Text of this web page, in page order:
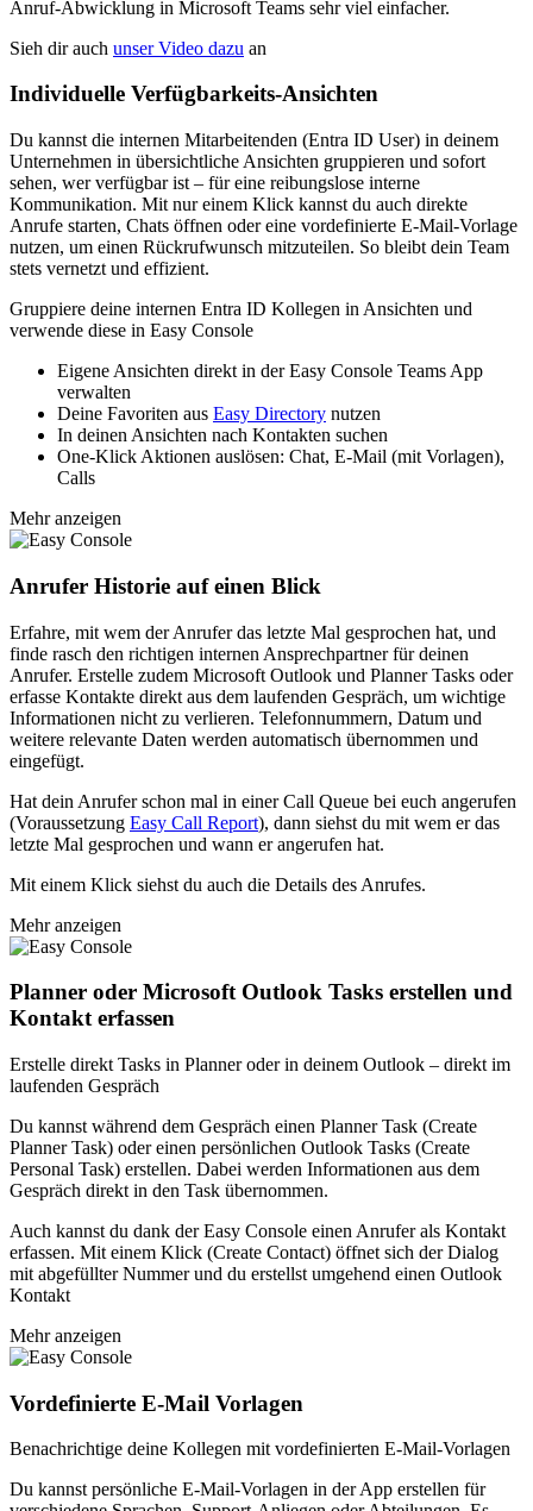
Anruf-Abwicklung in Microsoft Teams sehr viel einfacher.
Sieh dir auch unser Video dazu an
Individuelle Verfügbarkeits-Ansichten
Du kannst die internen Mitarbeitenden (Entra ID User) in deinem
Unternehmen in übersichtliche Ansichten gruppieren und sofort
sehen, wer verfügbar ist – für eine reibungslose interne
Kommunikation. Mit nur einem Klick kannst du auch direkte
Anrufe starten, Chats öffnen oder eine vordefinierte E-Mail-Vorlage
nutzen, um einen Rückrufwunsch mitzuteilen. So bleibt dein Team
stets vernetzt und effizient.
Gruppiere deine internen Entra ID Kollegen in Ansichten und
verwende diese in Easy Console
Eigene Ansichten direkt in der Easy Console Teams App
verwalten
Deine Favoriten aus Easy Directory nutzen
In deinen Ansichten nach Kontakten suchen
One-Klick Aktionen auslösen: Chat, E-Mail (mit Vorlagen),
Calls
Mehr anzeigen
Anrufer Historie auf einen Blick
Erfahre, mit wem der Anrufer das letzte Mal gesprochen hat, und
finde rasch den richtigen internen Ansprechpartner für deinen
Anrufer. Erstelle zudem Microsoft Outlook und Planner Tasks oder
erfasse Kontakte direkt aus dem laufenden Gespräch, um wichtige
Informationen nicht zu verlieren. Telefonnummern, Datum und
weitere relevante Daten werden automatisch übernommen und
eingefügt.
Hat dein Anrufer schon mal in einer Call Queue bei euch angerufen
(Voraussetzung Easy Call Report), dann siehst du mit wem er das
letzte Mal gesprochen und wann er angerufen hat.
Mit einem Klick siehst du auch die Details des Anrufes.
Mehr anzeigen
Planner oder Microsoft Outlook Tasks erstellen und
Kontakt erfassen
Erstelle direkt Tasks in Planner oder in deinem Outlook – direkt im
laufenden Gespräch
Du kannst während dem Gespräch einen Planner Task (Create
Planner Task) oder einen persönlichen Outlook Tasks (Create
Personal Task) erstellen. Dabei werden Informationen aus dem
Gespräch direkt in den Task übernommen.
Auch kannst du dank der Easy Console einen Anrufer als Kontakt
erfassen. Mit einem Klick (Create Contact) öffnet sich der Dialog
mit abgefüllter Nummer und du erstellst umgehend einen Outlook
Kontakt
Mehr anzeigen
Vordefinierte E-Mail Vorlagen
Benachrichtige deine Kollegen mit vordefinierten E-Mail-Vorlagen
Du kannst persönliche E-Mail-Vorlagen in der App erstellen für